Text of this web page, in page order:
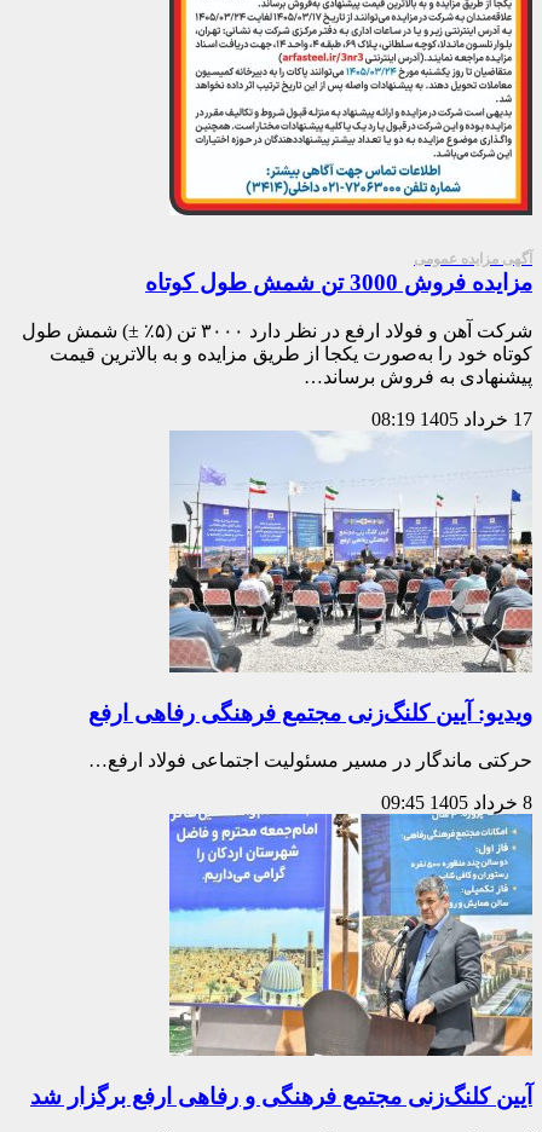
آگهی مزایده عمومی
مزایده فروش 3000 تن شمش طول کوتاه
شرکت آهن و فولاد ارفع در نظر دارد ۳۰۰۰ تن (۵٪ ±) شمش طول
کوتاه خود را به‌صورت یکجا از طریق مزایده و به بالاترین قیمت
پیشنهادی به فروش برساند…
17 خرداد 1405 08:19
ویدیو: آیین کلنگ‌زنی مجتمع فرهنگی رفاهی ارفع
حرکتی ماندگار در مسیر مسئولیت اجتماعی فولاد ارفع…
8 خرداد 1405 09:45
آیین کلنگ‌زنی مجتمع فرهنگی و رفاهی ارفع برگزار شد